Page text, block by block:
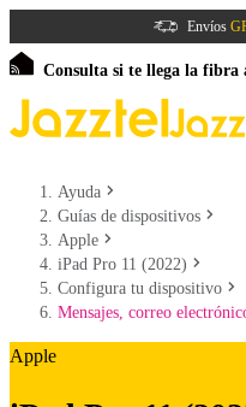
Envíos
Consulta si te llega la fibra
Ayuda
Guías de dispositivos
Apple
iPad Pro 11 (2022)
Configura tu dispositivo
Mensajes, correo
Apple